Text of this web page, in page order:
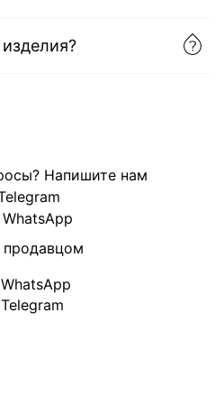
Напишите нам
продавцом
WhatsApp
Telegram